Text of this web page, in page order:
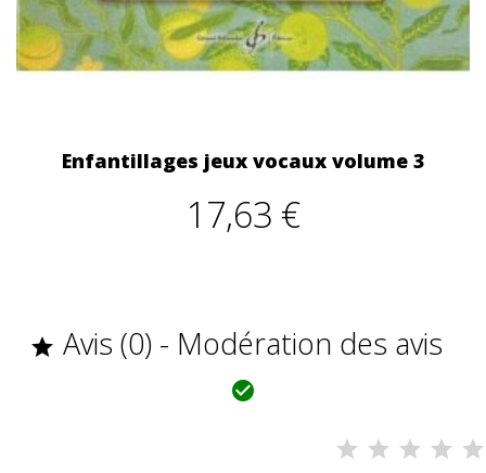
Enfantillages jeux vocaux volume 3
17,63 €
 Avis (0) - Modération des avis
